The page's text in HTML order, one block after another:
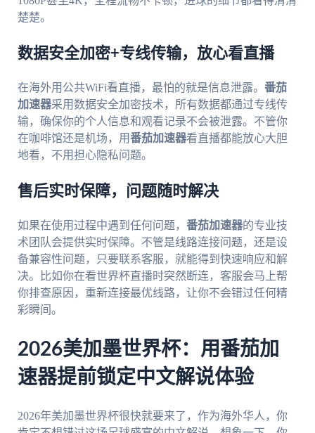
楚楚。
数据安全加密+专线传输，放心看直播
在海外用公共WiFi看直播，最怕的就是信息泄露。 番茄
加速器采用数据安全加密技术，所有数据都通过专线传
输，确保你的个人信息和观看记录不会被泄露。不管你
在咖啡馆还是机场，用番茄加速器看直播都能放心大胆
地看，不用担心隐私问题。
售后实时保障，问题随时解决
如果在使用过程中遇到任何问题， 番茄加速器的专业技
术团队会提供实时保障。不管是线路连接问题，还是设
备兼容性问题，只要联系客服，就能得到快速响应和解
决。比如你在看世界杯直播时突然断连，客服会马上帮
你排查原因，重新连接最优线路，让你不会错过任何精
彩瞬间。
2026美加墨世界杯：用番茄加
速器提前锁定中文解说体验
2026年美加墨世界杯很快就要来了，作为海外华人，你